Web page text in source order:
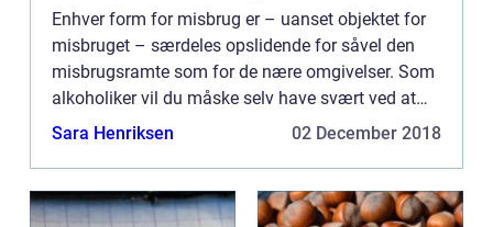
Enhver form for misbrug er – uanset objektet for
misbruget – særdeles opslidende for såvel den
misbrugsramte som for de nære omgivelser. Som
alkoholiker vil du måske selv have svært ved at
indrømme, at...
Sara Henriksen 02 December 2018